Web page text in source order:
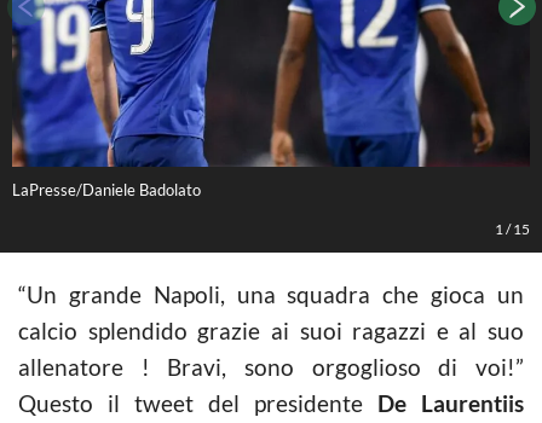
LaPresse/Daniele Badolato
1 /15
“Un grande Napoli, una squadra che gioca un
calcio splendido grazie ai suoi ragazzi e al suo
allenatore ! Bravi, sono orgoglioso di voi!”
Questo il tweet del presidente De Laurentiis